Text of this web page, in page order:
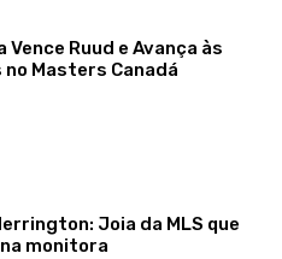
Vence Ruud e Avança às
Masters Canadá
Joia da MLS que
monitora